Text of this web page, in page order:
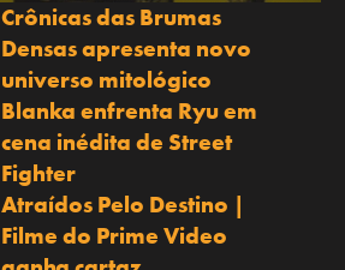
Crônicas das Brumas
Densas apresenta novo
universo mitológico
Blanka enfrenta Ryu em
cena inédita de Street
Fighter
Atraídos Pelo Destino |
Filme do Prime Video